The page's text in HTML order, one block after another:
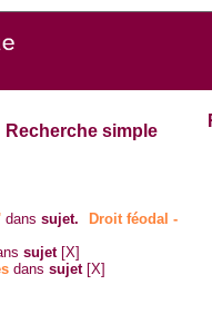
Recherche simple
danssujet.
Droit féodal -
sujet [X]
danssujet [X]